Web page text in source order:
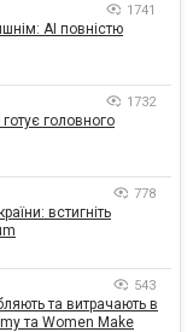
1741
AI повністю
1732
головного
778
встигніть
543
та витрачають в
та Women Make